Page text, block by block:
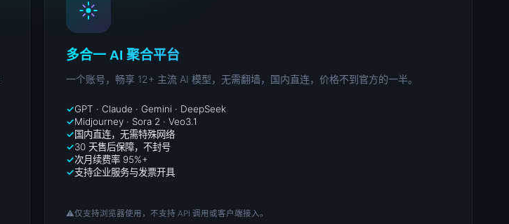
多合一 AI 聚合平台
一个账号，畅享 12+ 主流 AI 模型，无需翻墙，国内直连，价格不到官方的一半。
GPT · Claude · Gemini · DeepSeek
Midjourney · Sora 2 · Veo3.1
国内直连，无需特殊网络
30 天售后保障，不封号
次月续费率 95%+
支持企业服务与发票开具
⚠️仅支持浏览器使用，不支持 API 调用或客户端接入。